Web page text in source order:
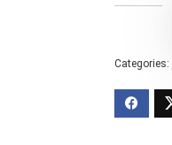
Categories: